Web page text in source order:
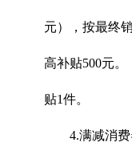
元），按最终
高补贴500元
贴1件。
4.满减消